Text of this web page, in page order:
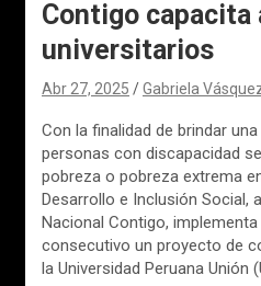
Contigo capacita
universitarios
Abr 27, 2025 Gabriela
Con la finalidad de brindar
personas con discapacidad
pobreza o pobreza extrema
Desarrollo e Inclusión Social,
Nacional Contigo,
consecutivo un proyecto de
la Universidad Peruana Unión